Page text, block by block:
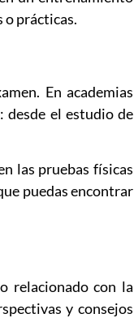
o prácticas.
En academias
desde el estudio de
las pruebas físicas
puedas encontrar
relacionado con la
y consejos